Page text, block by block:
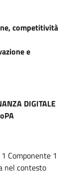
competitività
e
DIGITALE
Componente 1
nel contesto